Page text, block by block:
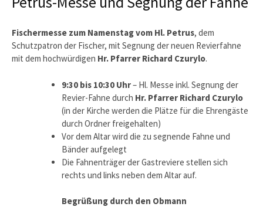
Fischermesse zum Namenstag vom Hl. Petrus, dem
Schutzpatron der Fischer, mit Segnung der neuen Revierfahne
mit dem hochwürdigen Hr. Pfarrer Richard Czurylo.
9:30 bis 10:30 Uhr– Hl. Messe inkl. Segnung der
Revier-Fahne durch Hr. Pfarrer Richard Czurylo
(in der Kirche werden die Plätze für die Ehrengäste
durch Ordner freigehalten)
Vor dem Altar wird die zu segnende Fahne und
Bänder aufgelegt
Die Fahnenträger der Gastreviere stellen sich
rechts und links neben dem Altar auf.
Begrüßung durch den Obmann